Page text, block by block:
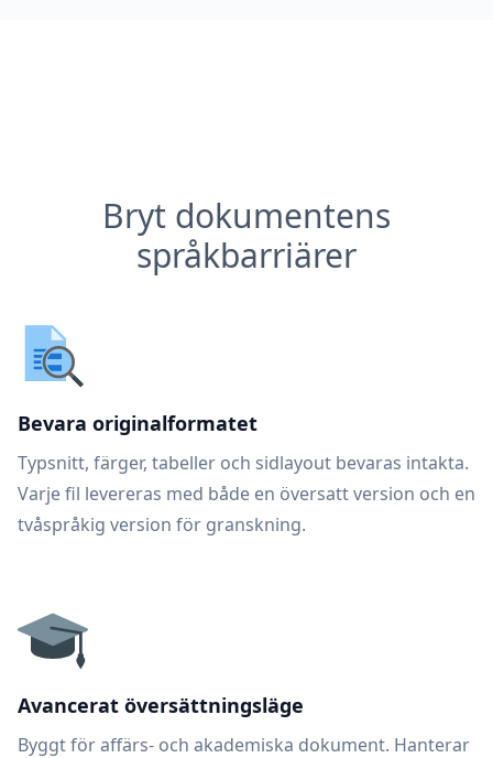
Bryt dokumentens
språkbarriärer
Bevara originalformatet
Typsnitt, färger, tabeller och sidlayout bevaras intakta.
Varje fil levereras med både en översatt version och en
tvåspråkig version för granskning.
Avancerat översättningsläge
Byggt för affärs- och akademiska dokument. Hanterar